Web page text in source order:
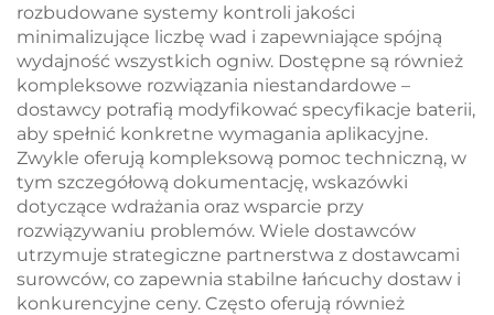
rozbudowane systemy kontroli jakości
minimalizujące liczbę wad i zapewniające spójną
wydajność wszystkich ogniw. Dostępne są również
kompleksowe rozwiązania niestandardowe –
dostawcy potrafią modyfikować specyfikacje baterii,
aby spełnić konkretne wymagania aplikacyjne.
Zwykle oferują kompleksową pomoc techniczną, w
tym szczegółową dokumentację, wskazówki
dotyczące wdrażania oraz wsparcie przy
rozwiązywaniu problemów. Wiele dostawców
utrzymuje strategiczne partnerstwa z dostawcami
surowców, co zapewnia stabilne łańcuchy dostaw i
konkurencyjne ceny. Często oferują również